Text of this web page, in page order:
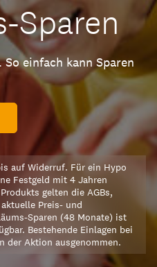
Sparen
einfach kann Sparen
auf Widerruf. Für ein Hypo
Festgeld mit 4 Jahren
gelten die AGBs,
Preis- und
Sparen (48 Monate) ist
Bestehende Einlagen bei
der Aktion ausgenommen.
ung
Fix planen, ruhig schlafen.
Mit der 10 jährigen
Finanzierung verlässlich
Mehr zu Hypo Tirol
*Fixer Sollzinssatz: Der fixe
10 Jahren ab Vertragsbeginn.